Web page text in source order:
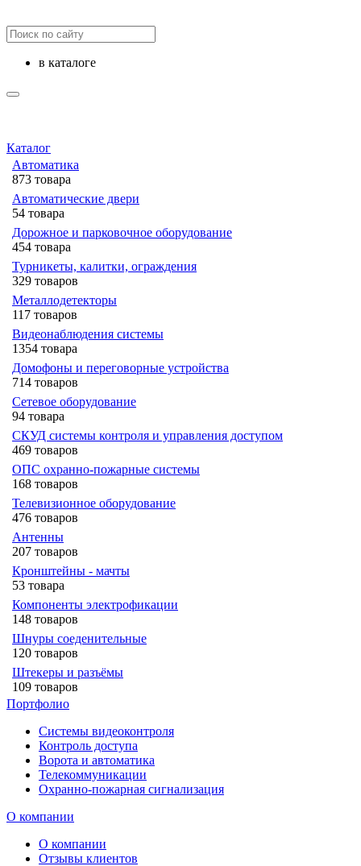
в каталоге
Каталог
Автоматика
873 товара
Автоматические двери
54 товара
Дорожное и парковочное оборудование
454 товара
Турникеты, калитки, ограждения
329 товаров
Металлодетекторы
117 товаров
Видеонаблюдения cистемы
1354 товара
Домофоны и переговорные устройства
714 товаров
Сетевое оборудование
94 товара
СКУД системы контроля и управления доступом
469 товаров
ОПС охранно-пожарные системы
168 товаров
Телевизионное оборудование
476 товаров
Антенны
207 товаров
Кронштейны - мачты
53 товара
Компоненты электрофикации
148 товаров
Шнуры соеденительные
120 товаров
Штекеры и разъёмы
109 товаров
Портфолио
Системы видеоконтроля
Контроль доступа
Ворота и автоматика
Телекоммуникации
Охранно-пожарная сигнализация
О компании
О компании
Отзывы клиентов